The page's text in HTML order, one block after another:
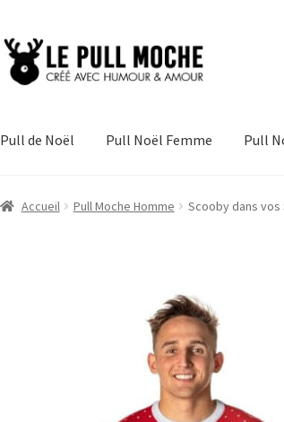
Aller
Aller
au
Pull de Noël Pull Noël Femme Pull
Accueil Pull Moche Homme Scooby dans vos